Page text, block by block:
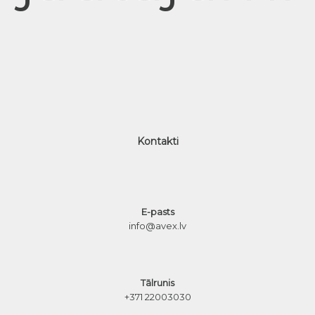
Kontakti
E-pasts
info@avex.lv
Tālrunis
+371 22003030